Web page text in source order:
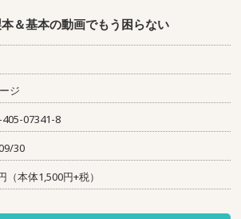
＆基本の動画でもう困らない
ジ
07341-8
30
（本体1,500円+税）